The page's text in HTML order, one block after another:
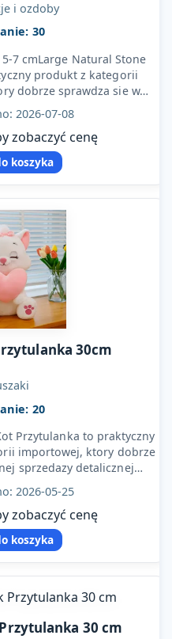
i ozdoby
30
7 cmLarge Natural Stone
produkt z kategorii
dobrze sprawdza sie w…
2026-07-08
zobaczyć cenę
koszyka
30cm
20
Przytulanka to praktyczny
importowej, ktory dobrze
sprzedazy detalicznej…
2026-05-25
zobaczyć cenę
koszyka
30 cm